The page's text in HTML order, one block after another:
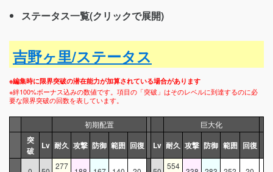
ステータス一覧(クリックで展開)
吉野ヶ里/ステータス
※編集時に限界突破の潜在能力が加算されている場合があります
※絆100%ボーナス込みの数値です。項目の「突破」はそのレベルに到達するのに必
要な限界突破の回数を表しています。
初期配置 巨大化
突
破
Lv 耐久 攻撃 防御 範囲 回復 Lv 耐久 攻撃 防御 範囲 回復
277
554